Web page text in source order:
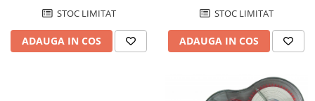
STOC LIMITAT
ADAUGA IN COS
STOC LIMITAT
ADAUGA IN COS